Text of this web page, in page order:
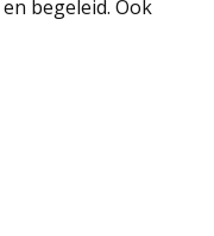
begeleid. Ook